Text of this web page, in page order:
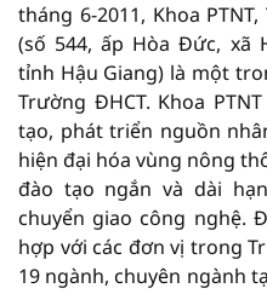
tháng 6-2011, Khoa
(số 544, ấp Hòa Đức, xã
tỉnh Hậu Giang) là một
Trường ĐHCT. Khoa
tạo, phát triển nguồn
hiện đại hóa vùng nông
đào tạo ngắn và dài
chuyển giao công nghệ.
hợp với các đơn vị trong
19 ngành, chuyên ngành